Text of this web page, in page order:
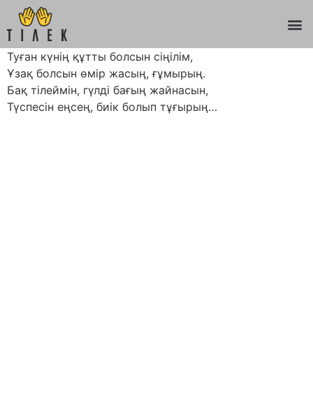
Туған күнің құтты болсын сіңілім,
Ұзақ болсын өмір жасың, ғұмырың.
Бақ тілеймін, гүлді бағың жайнасын,
Түспесін еңсең, биік болып тұғырың…